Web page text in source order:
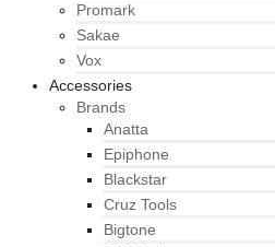
Promark
Sakae
Vox
Accessories
Brands
Anatta
Epiphone
Blackstar
Cruz Tools
Bigtone